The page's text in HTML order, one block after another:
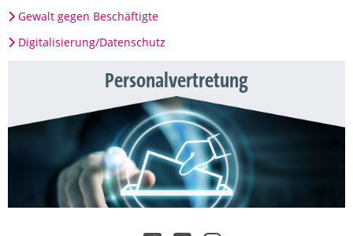
Gewalt gegen Beschäftigte
Digitalisierung/Datenschutz
Personalvertretung